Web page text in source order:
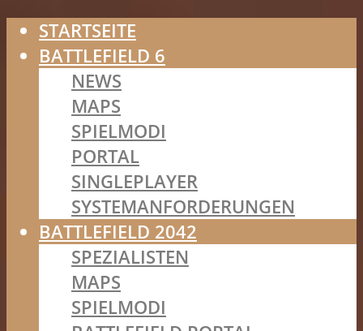
STARTSEITE
BATTLEFIELD 6
NEWS
MAPS
SPIELMODI
PORTAL
SINGLEPLAYER
SYSTEMANFORDERUNGEN
BATTLEFIELD 2042
SPEZIALISTEN
MAPS
SPIELMODI